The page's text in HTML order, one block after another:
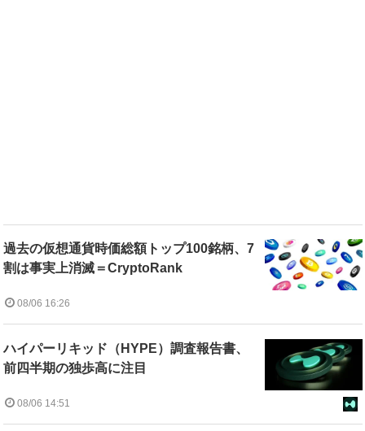
過去の仮想通貨時価総額トップ100銘柄、7
割は事実上消滅＝CryptoRank
08/06 16:26
ハイパーリキッド（HYPE）調査報告書、
前四半期の独歩高に注目
08/06 14:51